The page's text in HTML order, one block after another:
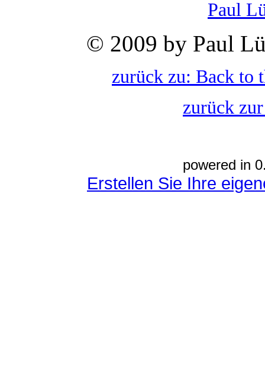
Paul
© 2009 by Paul
zurück zu: Back to
zurück
powered in
Erstellen Sie Ihre